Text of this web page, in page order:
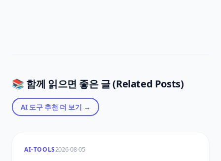
📚 함께 읽으면 좋은 글 (Related Posts)
AI 도구 추천 더 보기 →
AI-TOOLS2026-08-05